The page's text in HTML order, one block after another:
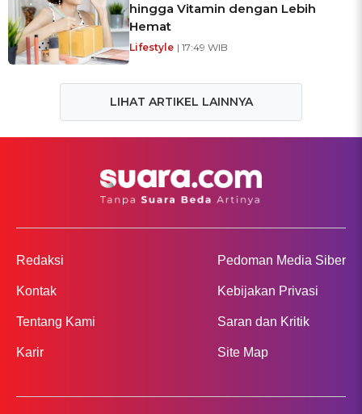
hingga Vitamin dengan Lebih
Hemat
Lifestyle | 17:49 WIB
LIHAT ARTIKEL LAINNYA
Redaksi
Kontak
Tentang Kami
Karir
Pedoman Media Siber
Kebijakan Privasi
Saran dan Kritik
Site Map